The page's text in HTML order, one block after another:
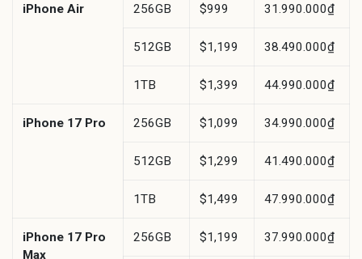
iPhone Air 256GB $999 31.990.000₫
512GB $1,199 38.490.000₫
1TB $1,399 44.990.000₫
iPhone 17 Pro 256GB $1,099 34.990.000₫
512GB $1,299 41.490.000₫
1TB $1,499 47.990.000₫
iPhone 17 Pro
Max
256GB $1,199 37.990.000₫